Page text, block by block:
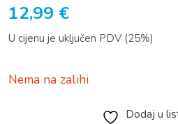
12,99 €
U cijenu je uključen PDV (25%)
Nema na zalihi
Dodaj u